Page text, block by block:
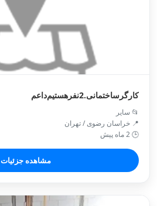
کارگرساختمانی‌.2نفرهستیم‌داعم‌‌
📂 سایر
📍 خراسان رضوی / تهران
🕒 2 ماه پیش
مشاهده جزئیات